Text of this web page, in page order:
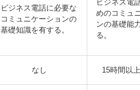
ビジネス電話に必要な
コミュニケーションの
基礎知識を有する。
ビジネス電
めのコミュ
ンの基礎能
る。
なし 15時間以